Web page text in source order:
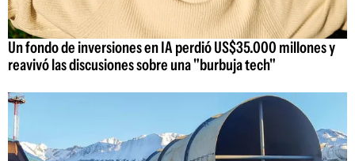
Un fondo de inversiones en IA perdió US$35.000 millones y
reavivó las discusiones sobre una "burbuja tech"